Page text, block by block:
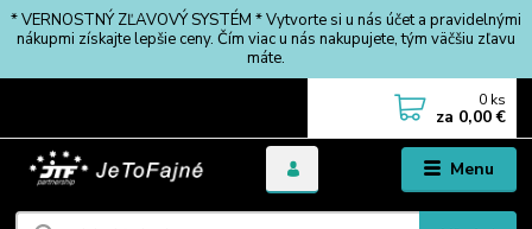
* VERNOSTNÝ ZĽAVOVÝ SYSTÉM * Vytvorte si u nás účet a pravidelnými
nákupmi získajte lepšie ceny. Čím viac u nás nakupujete, tým väčšiu zľavu
máte.
Menu
0 ks
za 0,00 €